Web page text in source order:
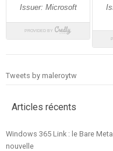
Tweets by maleroytw
Articles récents
Windows 365 Link : le Bare
nouvelle